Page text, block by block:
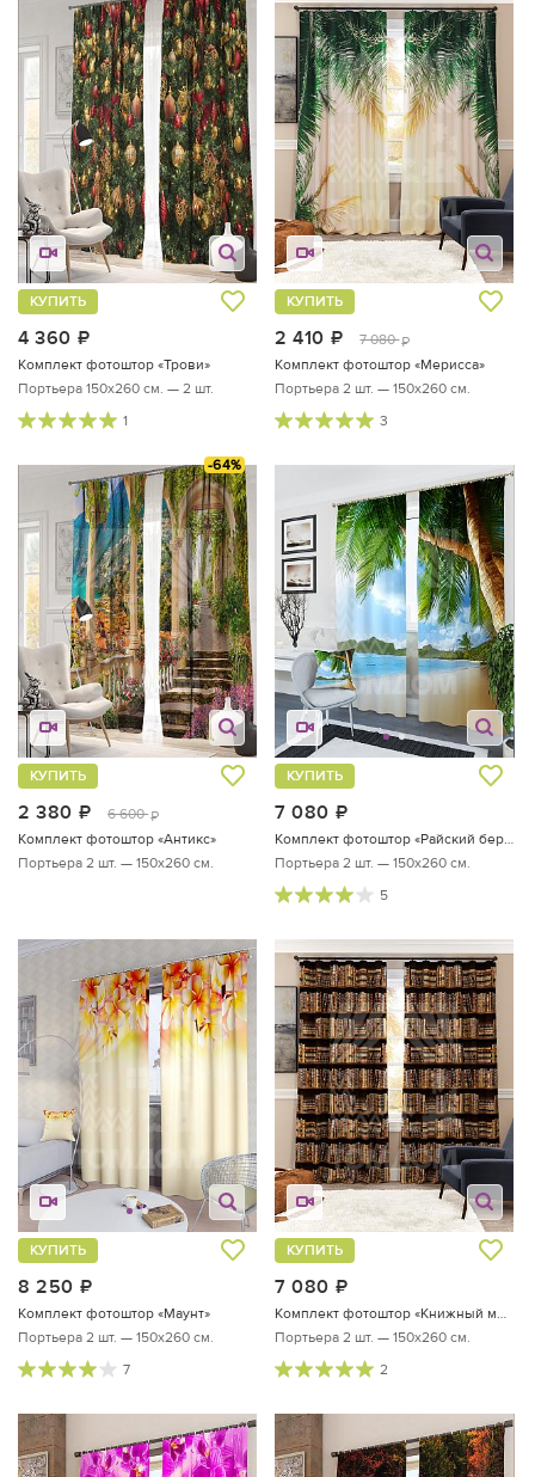
4 360
КУПИТЬ
Комплект фотоштор «Трови»
Портьера 150х260 см. — 2 шт.
1
2 410 руб.
7 080 руб.
КУПИТЬ
Комплект фотоштор «Мерисса»
Портьера 2 шт. — 150х260 см.
3
-64%
2 380 руб.
6 600 руб.
КУПИТЬ
Комплект фотоштор «Антикс»
Портьера 2 шт. — 150х260 см.
7 080
КУПИТЬ
Портьера 2 шт. — 150х260 см.
5
8 250
КУПИТЬ
Комплект фотоштор «Маунт»
Портьера 2 шт. — 150х260 см.
7
7 080
КУПИТЬ
Комплект фотоштор «Книжный мир»
Портьера 2 шт. — 150х260 см.
2